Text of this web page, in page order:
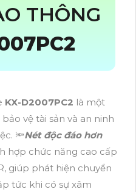
THÔNG
KX-D2007PC2 là một
vệ tài sản và an ninh
🔦Nét độc đáo hơn
hợp chức năng cao cấp
giúp phát hiện chuyển
tức khi có sự xâm